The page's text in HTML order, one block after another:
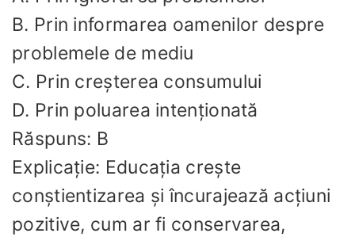
B. Prin informarea oamenilor despre
problemele de mediu
C. Prin creșterea consumului
D. Prin poluarea intenționată
Răspuns: B
Explicație: Educația crește
conștientizarea și încurajează acțiuni
pozitive, cum ar fi conservarea,